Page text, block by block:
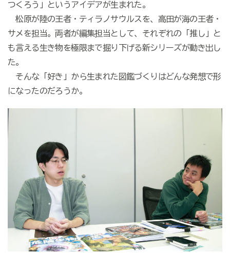
つくろう」というアイデアが生まれた。
松原が陸の王者・ティラノサウルスを、高田が海の王者・
サメを担当。両者が編集担当として、それぞれの「推し」と
も言える生き物を極限まで掘り下げる新シリーズが動き出し
た。
そんな「好き」から生まれた図鑑づくりはどんな発想で形
になったのだろうか。